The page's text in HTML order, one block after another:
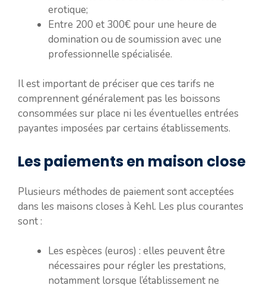
erotique;
Entre 200 et 300€ pour une heure de
domination ou de soumission avec une
professionnelle spécialisée.
Il est important de préciser que ces tarifs ne
comprennent généralement pas les boissons
consommées sur place ni les éventuelles entrées
payantes imposées par certains établissements.
Les paiements en maison close
Plusieurs méthodes de paiement sont acceptées
dans les maisons closes à Kehl. Les plus courantes
sont :
Les espèces (euros) : elles peuvent être
nécessaires pour régler les prestations,
notamment lorsque l’établissement ne